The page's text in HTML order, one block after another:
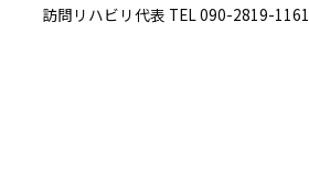
訪問リハビリ代表 TEL 090-2819-1161